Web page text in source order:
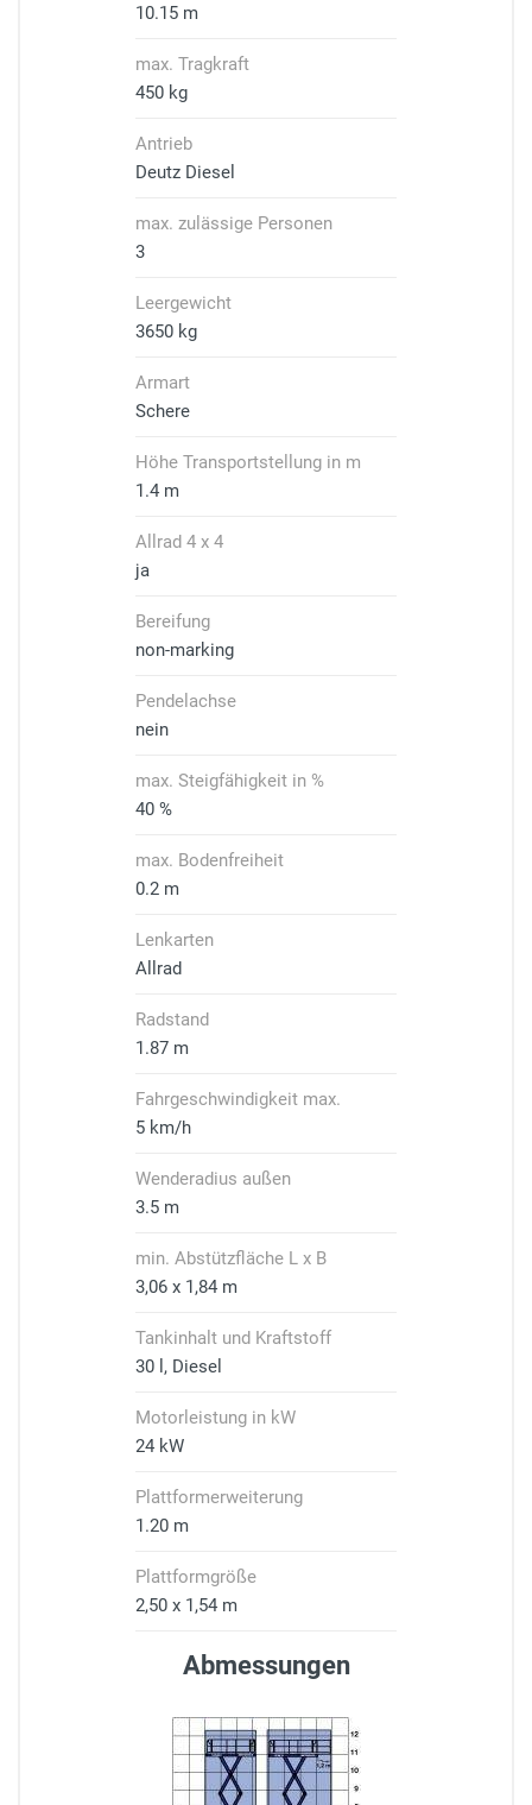
10.15 m
max. Tragkraft
450 kg
Antrieb
Deutz Diesel
max. zulässige Personen
3
Leergewicht
3650 kg
Armart
Schere
Höhe Transportstellung in m
1.4 m
Allrad 4 x 4
ja
Bereifung
non-marking
Pendelachse
nein
max. Steigfähigkeit in %
40 %
max. Bodenfreiheit
0.2 m
Lenkarten
Allrad
Radstand
1.87 m
Fahrgeschwindigkeit max.
5 km/h
Wenderadius außen
3.5 m
min. Abstützfläche L x B
3,06 x 1,84 m
Tankinhalt und Kraftstoff
30 l, Diesel
Motorleistung in kW
24 kW
Plattformerweiterung
1.20 m
Plattformgröße
2,50 x 1,54 m
Abmessungen